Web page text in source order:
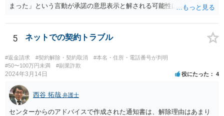
まった」という言動が承諾の意思表示と解される可能性はあります
る余地があるかもしれません）。 いずれにしても、相手会社の実在
等に不安を感じるのであれば、相手方とのやりとりを一旦保留とし
に、法務局で商業•法人登記の登記事項証明書の入手を試みてみる方法
も考えられます（相手の会社が実在する会社なのか、やりとりしてい
る相手が代表権限を有しているのか等について、登記登録の有無や登
録内容を確かめることができます）。 【参考】法務局サイト https://w
ww.moj.go.jp/MINJI/houjintouki.html
5 ネットでの契約トラブル
#返金請求 #契約解除・契約取消
#本名・住所・電話番号が判明
#50〜100万円未満
#副業詐欺
2024年3月14日 役にたった 4
西谷 拓哉 弁護士
センターからのアドバイスで作成された通知書は、解除理由はあまり